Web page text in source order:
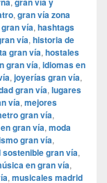
, gran vía zona
vía, hashtags
vía, historia de
gran vía, hostales
gran vía, idiomas en
, joyerías gran vía,
gran vía, lugares
vía, mejores
gran vía,
gran vía, moda
gran vía,
sostenible gran vía,
en gran vía,
, musicales madrid